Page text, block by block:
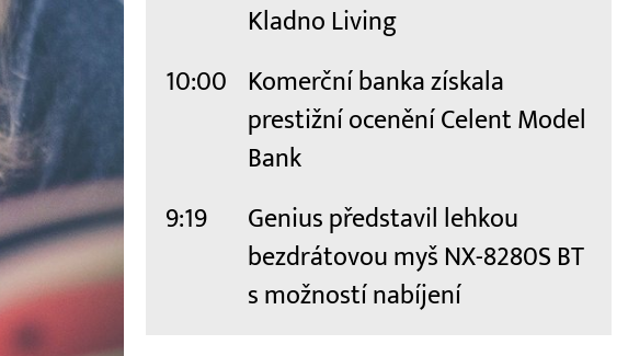
Kladno Living
10:00
Komerční banka získala
prestižní ocenění Celent Model
Bank
9:19
Genius představil lehkou
bezdrátovou myš NX-8280S BT
s možností nabíjení